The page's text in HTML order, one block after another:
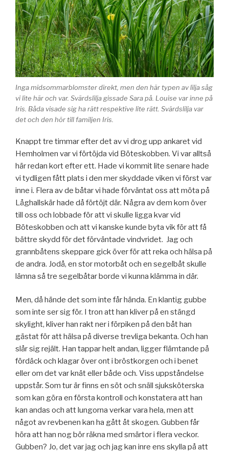
Inga midsommarblomster direkt, men den här typen av lilja såg
vi lite här och var. Svärdslilja gissade Sara på. Louise var inne på
Iris. Båda visade sig ha rätt respektive lite rätt. Svärdslilja var
det och den hör till familjen Iris.
Knappt tre timmar efter det av vi drog upp ankaret vid
Hemholmen var vi förtöjda vid Böteskobben. Vi var alltså
här redan kort efter ett. Hade vi kommit lite senare hade
vi tydligen fått plats i den mer skyddade viken vi först var
inne i. Flera av de båtar vi hade förväntat oss att möta på
Låghallskär hade då förtöjt där. Några av dem kom över
till oss och lobbade för att vi skulle ligga kvar vid
Böteskobben och att vi kanske kunde byta vik för att få
bättre skydd för det förväntade vindvridet. Jag och
grannbåtens skeppare gick över för att reka och hälsa på
de andra. Jodå, en stor motorbåt och en segelbåt skulle
lämna så tre segelbåtar borde vi kunna klämma in där.
Men, då hände det som inte får hända. En klantig gubbe
som inte ser sig för. I tron att han kliver på en stängd
skylight, kliver han rakt ner i förpiken på den båt han
gästat för att hälsa på diverse trevliga bekanta. Och han
slår sig rejält. Han tappar helt andan, ligger flämtande på
fördäck och klagar över ont i bröstkorgen och i benet
eller om det var knät eller både och. Viss uppståndelse
uppstår. Som tur är finns en söt och snäll sjuksköterska
som kan göra en första kontroll och konstatera att han
kan andas och att lungorna verkar vara hela, men att
något av revbenen kan ha gått åt skogen. Gubben får
höra att han nog bör räkna med smärtor i flera veckor.
Gubben? Jo, det var jag och jag kan inre ens skylla på att